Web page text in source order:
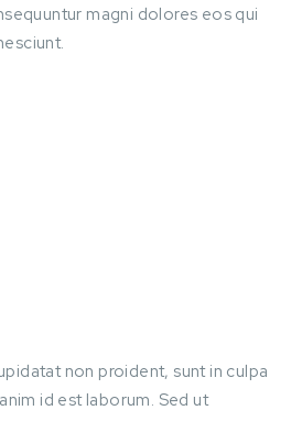
magni dolores eos qui
non proident, sunt in culpa
id est laborum. Sed ut